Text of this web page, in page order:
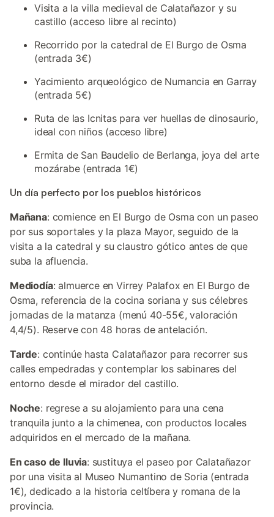
Visita a la villa medieval de Calatañazor y su
castillo (acceso libre al recinto)
Recorrido por la catedral de El Burgo de Osma
(entrada 3€)
Yacimiento arqueológico de Numancia en Garray
(entrada 5€)
Ruta de las Icnitas para ver huellas de dinosaurio,
ideal con niños (acceso libre)
Ermita de San Baudelio de Berlanga, joya del arte
mozárabe (entrada 1€)
Un día perfecto por los pueblos históricos
Mañana: comience en El Burgo de Osma con un paseo
por sus soportales y la plaza Mayor, seguido de la
visita a la catedral y su claustro gótico antes de que
suba la afluencia.
Mediodía: almuerce en Virrey Palafox en El Burgo de
Osma, referencia de la cocina soriana y sus célebres
jornadas de la matanza (menú 40-55€, valoración
4,4/5). Reserve con 48 horas de antelación.
Tarde: continúe hasta Calatañazor para recorrer sus
calles empedradas y contemplar los sabinares del
entorno desde el mirador del castillo.
Noche: regrese a su alojamiento para una cena
tranquila junto a la chimenea, con productos locales
adquiridos en el mercado de la mañana.
En caso de lluvia: sustituya el paseo por Calatañazor
por una visita al Museo Numantino de Soria (entrada
1€), dedicado a la historia celtíbera y romana de la
provincia.